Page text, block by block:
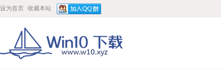
设为首页 收藏本站